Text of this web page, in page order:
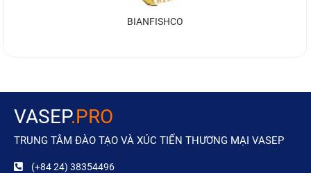
BIANFISHCO
VASEP.PRO
TRUNG TÂM ĐÀO TẠO VÀ XÚC TIẾN THƯƠNG MẠI VASEP
(+84 24) 38354496